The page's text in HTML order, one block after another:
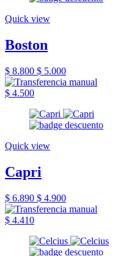
Quick view
Boston
$ 8.800 $ 5.000
$ 4.500
Quick view
Capri
$ 6.890 $ 4.900
$ 4.410